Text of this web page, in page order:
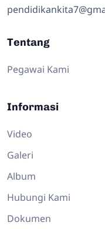
Tentang
Pegawai Kami
Informasi
Video
Galeri
Album
Hubungi Kami
Dokumen